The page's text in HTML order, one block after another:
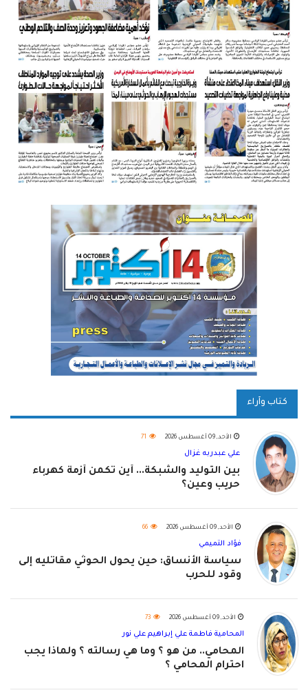
كتاب وآراء
الأحد, 09 أغسطس 2026 71
علي عبدربه غزال
بين التوليد والشبكة... أين تكمن أزمة كهرباء
حريب وعين؟
الأحد, 09 أغسطس 2026 66
فؤاد التميمي
سياسة الأنساق: حين يحول الحوثي مقاتليه إلى
وقود للحرب
الأحد, 09 أغسطس 2026 73
المحامية فاطمة علي إبراهيم علي نور
المحامي.. من هو ؟ وما هي رسالته ؟ ولماذا يجب
احترام المحامي ؟